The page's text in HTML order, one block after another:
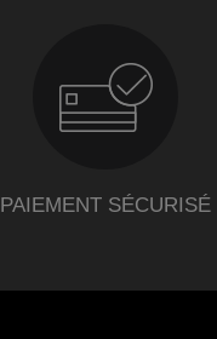
PAIEMENT SÉCURISÉ